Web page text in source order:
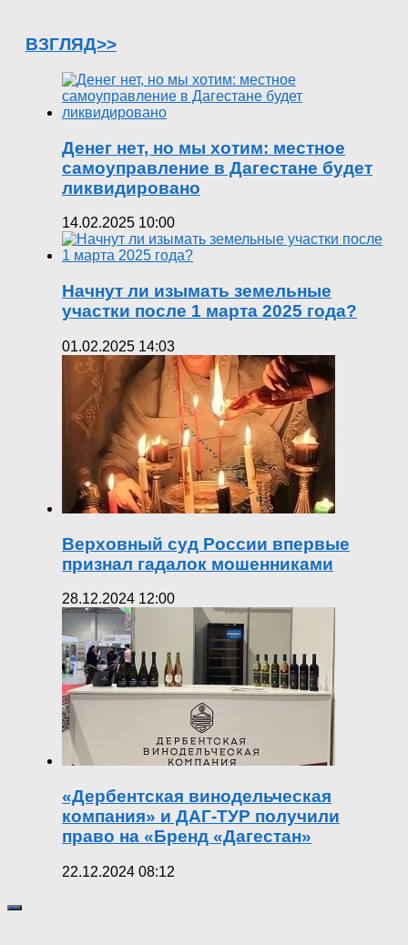
ВЗГЛЯД>>
Денег нет, но мы хотим: местное
самоуправление в Дагестане будет
ликвидировано
14.02.2025 10:00
Начнут ли изымать земельные
участки после 1 марта 2025 года?
01.02.2025 14:03
Верховный суд России впервые
признал гадалок мошенниками
28.12.2024 12:00
«Дербентская винодельческая
компания» и ДАГ-ТУР получили
право на «Бренд «Дагестан»
22.12.2024 08:12